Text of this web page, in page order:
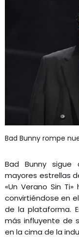
Bad Bunny rompe
Bad Bunny sigue
mayores estrellas
«Un Verano Sin
convirtiéndose en
de la plataforma.
más influyente de
en la cima de la